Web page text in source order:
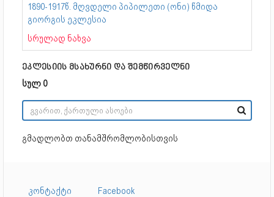
1890-1917წ. მღვდელი პიპილეთი (ონი) წმიდა
გიორგის ეკლესია
სრულად ნახვა
ეკლესიის მსახურნი და შემწირველნი
სულ 0
გმადლობთ თანამშრომლობისთვის
კონტაქტი
Facebook